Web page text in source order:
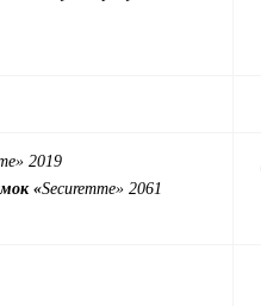
2019
«Securemme» 2061